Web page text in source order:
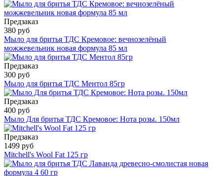
Предзаказ
380 руб
Мыло для бритья ТДС Кремовое: вечнозелёный
можжевельник новая формула 85 мл
Предзаказ
300 руб
Мыло для бритья ТДС Ментол 85гр
Предзаказ
400 руб
Мыло Для бритья ТДС Кремовое: Нота розы. 150мл
Предзаказ
1499 руб
Mitchell's Wool Fat 125 гр